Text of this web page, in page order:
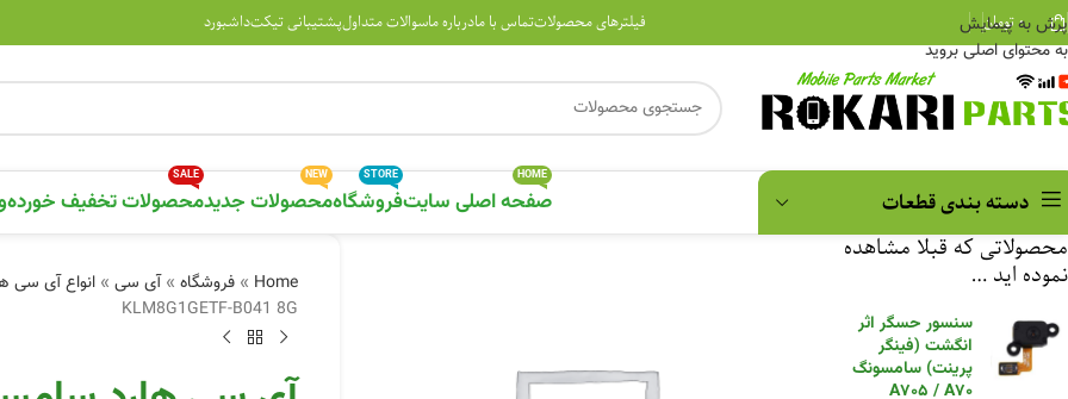
پرش به پیمایش
به محتوای اصلی بروید
۰تومان فیلترهای محصولاتتماس با مادرباره ماسوالات متداولپشتیبانی تیکتداشبورد
دسته بندی قطعات صفحه اصلی سایت
HOME
فروشگاه
STORE
محصولات جدید
NEW
محصولات تخفیف خورده
SALE
محصولاتی که قبلا مشاهده
نموده اید …
سنسور حسگر اثر
انگشت (فینگر
پرینت) سامسونگ
A705 / A70
Home
» فروشگاه»آی سی» انواع آی سی
KLM8G1GETF-B041 8G